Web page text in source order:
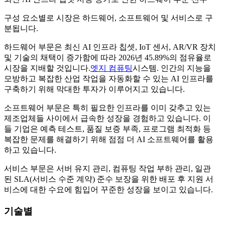
구성 요소별로 시장은 하드웨어, 소프트웨어 및 서비스로 구
분됩니다.
하드웨어 부문은 최신 AI 인프라 칩셋, IoT 센서, AR/VR 장치
및 기술의 채택이 증가함에 따라 2026년 45.89%의 점유율로
시장을 지배할 것입니다.엣지 컴퓨팅시스템. 인간의 지능을
모방하고 복잡한 산업 작업을 자동화할 수 있는 AI 인프라를
구축하기 위해 막대한 투자가 이루어지고 있습니다.
소프트웨어 부문은 특히 필요한 인프라를 이미 갖추고 있는
제조업체들 사이에서 급속한 성장을 경험하고 있습니다. 이
들 기업은 예측 테스트, 품질 보증 부족, 프로그램 최적화 등
복잡한 문제를 해결하기 위해 점점 더 AI 소프트웨어를 활용
하고 있습니다.
서비스 부문은 서버 유지 관리, 컴퓨팅 작업 부하 관리, 일관
된 SLA(서비스 수준 계약) 준수 보장을 위한 배포 후 지원 서
비스에 대한 수요에 힘입어 꾸준한 성장을 보이고 있습니다.
기술별